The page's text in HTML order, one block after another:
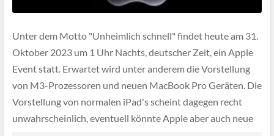
Unter dem Motto "Unheimlich schnell" findet heute am 31.
Oktober 2023 um 1 Uhr Nachts, deutscher Zeit, ein Apple
Event statt. Erwartet wird unter anderem die Vorstellung
von M3-Prozessoren und neuen MacBook Pro Geräten. Die
Vorstellung von normalen iPad's scheint dagegen recht
unwahrscheinlich, eventuell könnte Apple aber auch neue